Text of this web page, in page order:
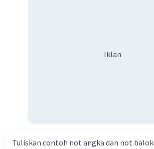
Iklan
Tuliskan contoh not angka dan not balok​